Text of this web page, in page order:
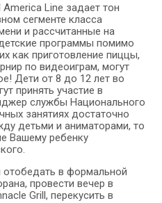
America Line задает тон
сегменте класса
и рассчитанные на
программы помимо
как приготовление пиццы,
по видеоиграм, могут
Дети от 8 до 12 лет во
принять участие в
службы Национального
занятиях достаточно
детьми и аниматорами, то
Вашему ребенку
в формальной
провести вечер в
Grill, перекусить в